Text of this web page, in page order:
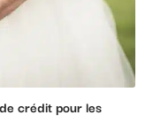
crédit pour les